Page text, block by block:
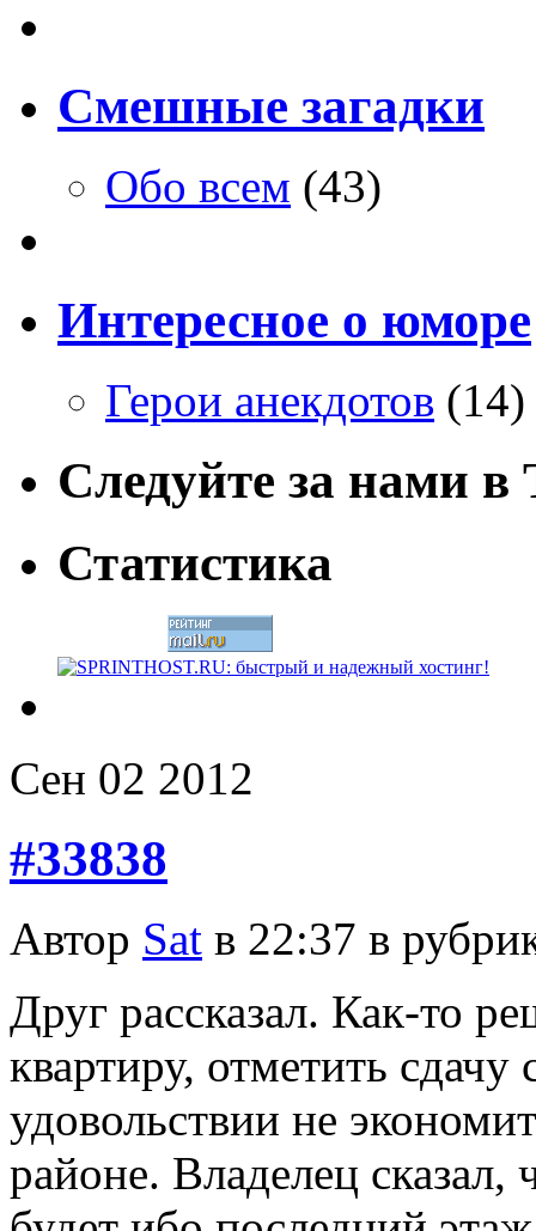
Смешные загадки
Обо всем (43)
Интересное о юморе
Герои анекдотов (14)
Следуйте за нами
Статистика
Сен 02 2012
#33838
Автор Sat в 22:37 в
Друг рассказал. Как-то
квартиру, отметить
удовольствии не
районе. Владелец